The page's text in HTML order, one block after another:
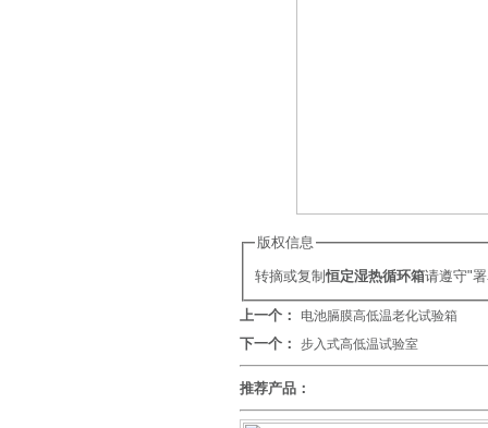
版权信息
转摘或复制恒定湿热循环箱请遵守"
上一个： 电池膈膜高低温老化试验箱
下一个： 步入式高低温试验室
推荐产品：